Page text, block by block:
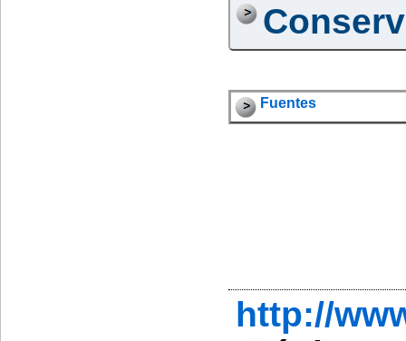
Fuentes
http://